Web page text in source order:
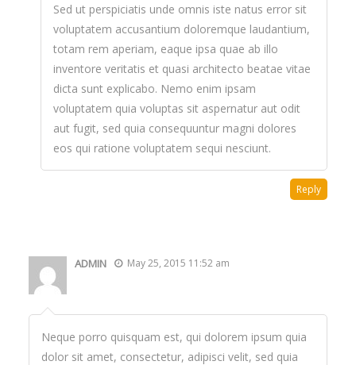
Sed ut perspiciatis unde omnis iste natus error sit
voluptatem accusantium doloremque laudantium,
totam rem aperiam, eaque ipsa quae ab illo
inventore veritatis et quasi architecto beatae vitae
dicta sunt explicabo. Nemo enim ipsam
voluptatem quia voluptas sit aspernatur aut odit
aut fugit, sed quia consequuntur magni dolores
eos qui ratione voluptatem sequi nesciunt.
Reply
ADMIN May 25, 2015 11:52 am
Neque porro quisquam est, qui dolorem ipsum quia
dolor sit amet, consectetur, adipisci velit, sed quia